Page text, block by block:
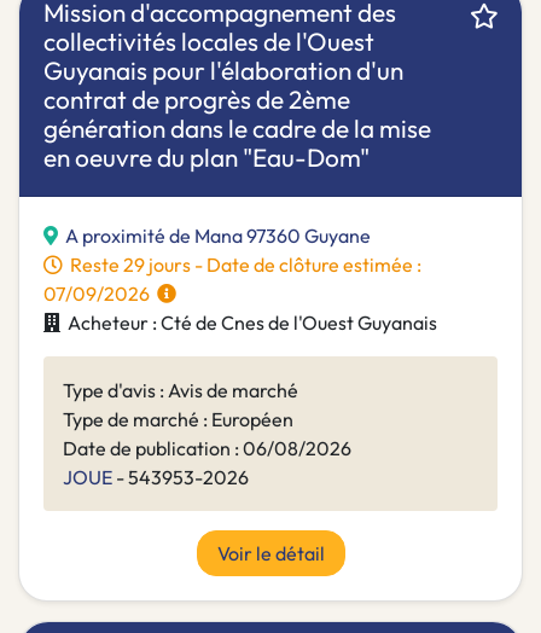
Mission d'accompagnement des
collectivités locales de l'Ouest
Guyanais pour l'élaboration d'un
contrat de progrès de 2ème
génération dans le cadre de la mise
en oeuvre du plan "Eau-Dom"
A proximité de Mana 97360 Guyane
Reste 29 jours - Date de clôture estimée :
07/09/2026
Acheteur : Cté de Cnes de l'Ouest Guyanais
Type d'avis : Avis de marché
Type de marché : Européen
Date de publication : 06/08/2026
JOUE - 543953-2026
Voir le détail